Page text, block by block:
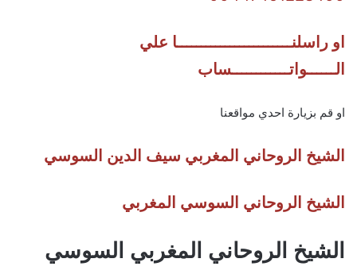
او راسلنــــــــــــــــــــــــا علي
الــــــواتــــــــــــساب
او قم بزيارة احدي مواقعنا
الشيخ الروحاني المغربي سيف الدين السوسي
الشيخ الروحاني السوسي المغربي
الشيخ الروحاني المغربي السوسي